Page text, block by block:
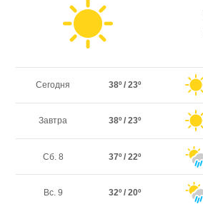
Сегодня 38º / 23º
Завтра 38º / 23º
Сб. 8 37º / 22º
Вс. 9 32º / 20º